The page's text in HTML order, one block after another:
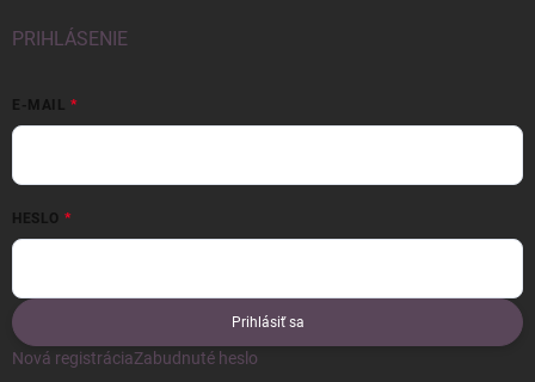
PRIHLÁSENIE
E-MAIL
HESLO
Prihlásiť sa
Nová registráciaZabudnuté heslo